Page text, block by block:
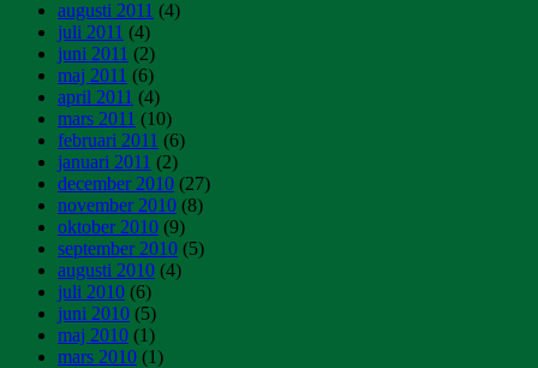
augusti 2011 (4)
juli 2011 (4)
juni 2011 (2)
maj 2011 (6)
april 2011 (4)
mars 2011 (10)
februari 2011 (6)
januari 2011 (2)
december 2010 (27)
november 2010 (8)
oktober 2010 (9)
september 2010 (5)
augusti 2010 (4)
juli 2010 (6)
juni 2010 (5)
maj 2010 (1)
mars 2010 (1)